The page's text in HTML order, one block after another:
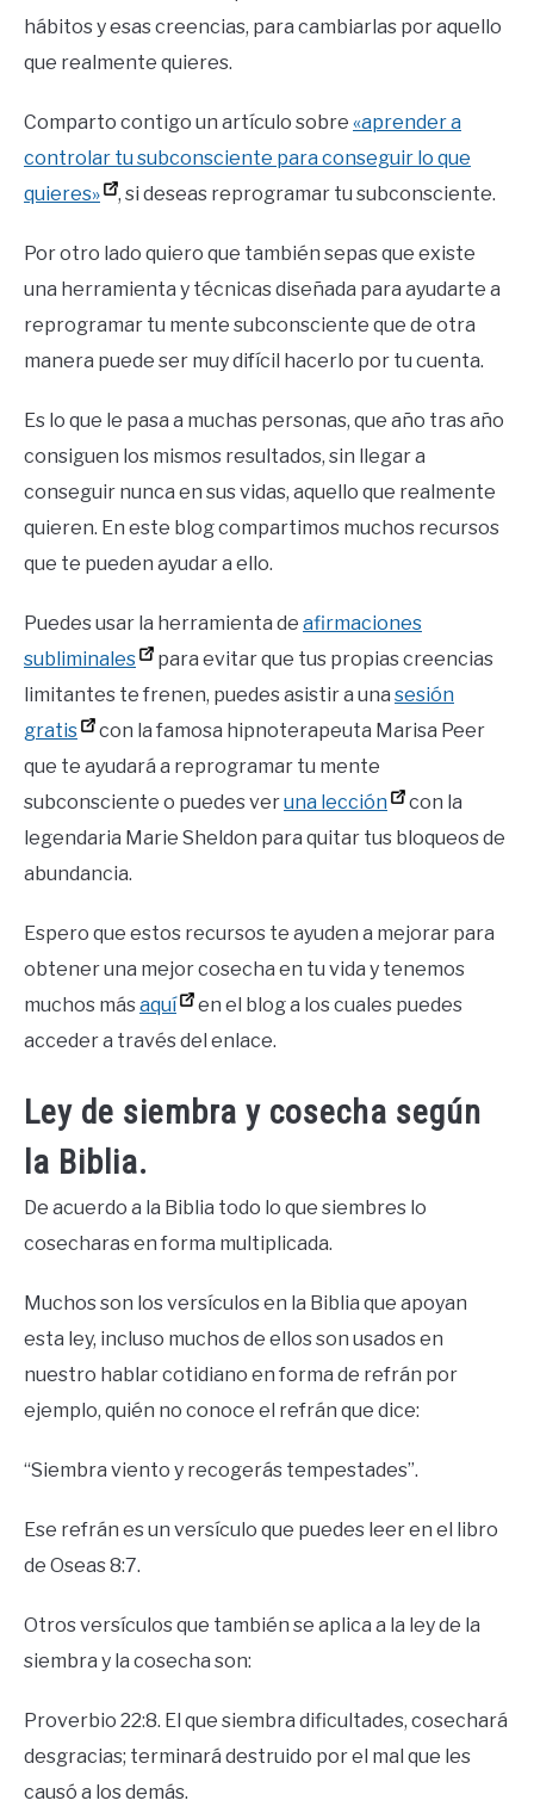
hábitos y esas creencias, para cambiarlas por aquello
que realmente quieres.
Comparto contigo un artículo sobre «aprender a
controlar tu subconsciente para conseguir lo que
quieres»
, si deseas reprogramar tu subconsciente.
Por otro lado quiero que también sepas que existe
una herramienta y técnicas diseñada para ayudarte a
reprogramar tu mente subconsciente que de otra
manera puede ser muy difícil hacerlo por tu cuenta.
Es lo que le pasa a muchas personas, que año tras año
consiguen los mismos resultados, sin llegar a
conseguir nunca en sus vidas, aquello que realmente
quieren. En este blog compartimos muchos recursos
que te pueden ayudar a ello.
Puedes usar la herramienta de afirmaciones
subliminales
para evitar que tus propias creencias
limitantes te frenen, puedes asistir a una sesión
gratis
con la famosa hipnoterapeuta Marisa Peer
que te ayudará a reprogramar tu mente
subconsciente o puedes veruna lección
con la
legendaria Marie Sheldon para quitar tus bloqueos de
abundancia.
Espero que estos recursos te ayuden a mejorar para
obtener una mejor cosecha en tu vida y tenemos
muchos másaquí
en el blog a los cuales puedes
acceder a través del enlace.
Ley de siembra y cosecha según
la Biblia.
De acuerdo a la Biblia todo lo que siembres lo
cosecharas en forma multiplicada.
Muchos son los versículos en la Biblia que apoyan
esta ley, incluso muchos de ellos son usados en
nuestro hablar cotidiano en forma de refrán por
ejemplo, quién no conoce el refrán que dice:
“Siembra viento y recogerás tempestades”.
Ese refrán es un versículo que puedes leer en el libro
de Oseas 8:7.
Otros versículos que también se aplica a la ley de la
siembra y la cosecha son:
Proverbio 22:8. El que siembra dificultades, cosechará
desgracias; terminará destruido por el mal que les
causó a los demás.